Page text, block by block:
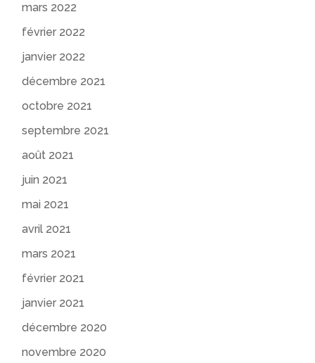
mars 2022
février 2022
janvier 2022
décembre 2021
octobre 2021
septembre 2021
août 2021
juin 2021
mai 2021
avril 2021
mars 2021
février 2021
janvier 2021
décembre 2020
novembre 2020